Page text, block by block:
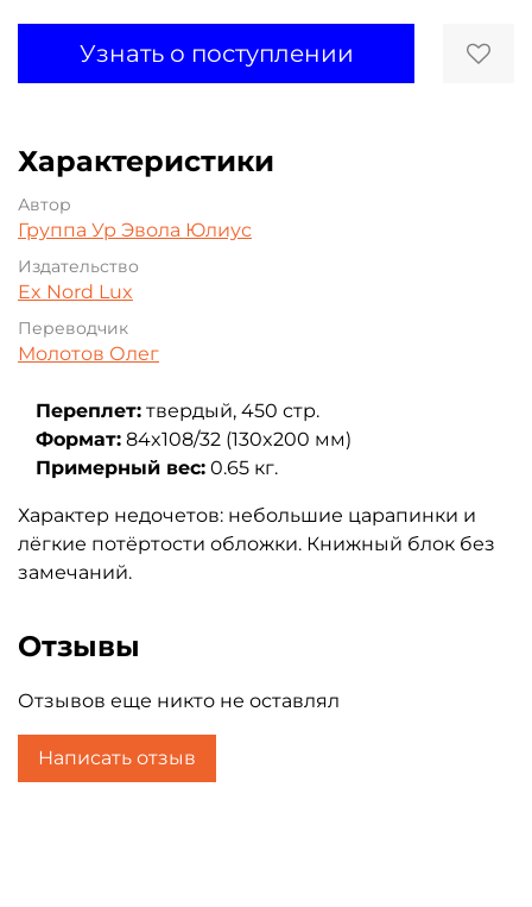
Узнать о поступлении
Характеристики
Автор
Группа Ур Эвола Юлиус
Издательство
Ex Nord Lux
Переводчик
Молотов Олег
Переплет: твердый, 450 стр.
Формат: 84x108/32 (130x200 мм)
Примерный вес: 0.65 кг.
Характер недочетов: небольшие царапинки и
лёгкие потёртости обложки. Книжный блок без
замечаний.
Отзывы
Отзывов еще никто не оставлял
Написать отзыв